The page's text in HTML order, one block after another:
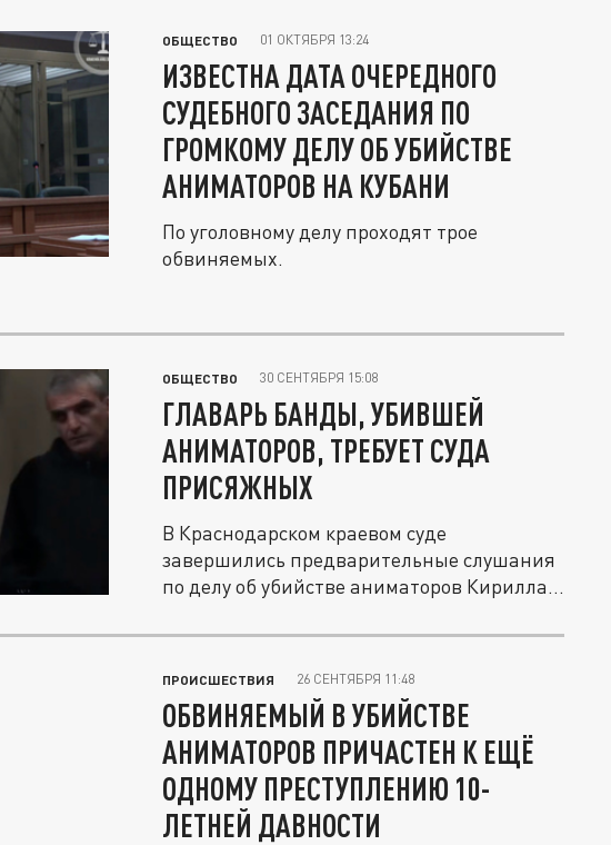
ОБЩЕСТВО 01 ОКТЯБРЯ 13:24
ИЗВЕСТНА ДАТА ОЧЕРЕДНОГО
СУДЕБНОГО ЗАСЕДАНИЯ ПО
ГРОМКОМУ ДЕЛУ ОБ УБИЙСТВЕ
АНИМАТОРОВ НА КУБАНИ
По уголовному делу проходят трое
обвиняемых.
ОБЩЕСТВО 30 СЕНТЯБРЯ 15:08
ГЛАВАРЬ БАНДЫ, УБИВШЕЙ
АНИМАТОРОВ, ТРЕБУЕТ СУДА
ПРИСЯЖНЫХ
В Краснодарском краевом суде
завершились предварительные слушания
по делу об убийстве аниматоров Кирилла
ПРОИСШЕСТВИЯ 26 СЕНТЯБРЯ 11:48
ОБВИНЯЕМЫЙ В УБИЙСТВЕ
АНИМАТОРОВ ПРИЧАСТЕН К ЕЩЁ
ОДНОМУ ПРЕСТУПЛЕНИЮ 10-
ЛЕТНЕЙ ДАВНОСТИ